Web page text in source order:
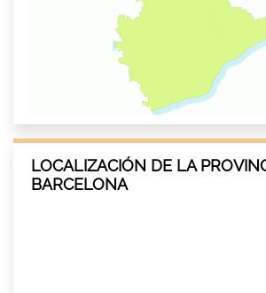
LOCALIZACIÓN DE LA
BARCELONA